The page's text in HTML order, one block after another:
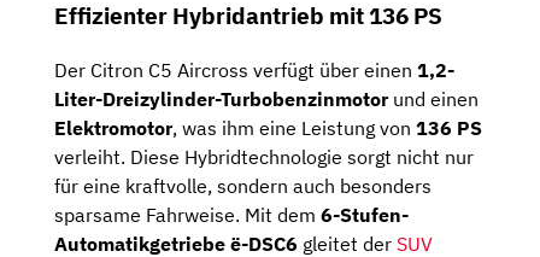
Effizienter Hybridantrieb mit 136 PS
Der Citron C5 Aircross verfügt über einen 1,2-
Liter-Dreizylinder-Turbobenzinmotorund einen
Elektromotor, was ihm eine Leistung von 136 PS
verleiht. Diese Hybridtechnologie sorgt nicht nur
für eine kraftvolle, sondern auch besonders
sparsame Fahrweise. Mit dem 6-Stufen-
Automatikgetriebe ë-DSC6 gleitet der SUV